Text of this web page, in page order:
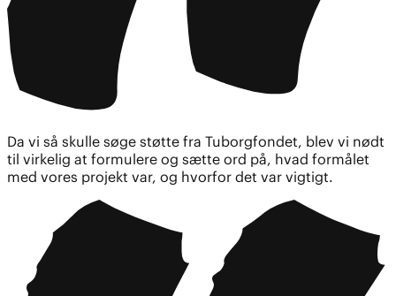
Da vi så skulle søge støtte fra Tuborgfondet, blev vi nødt
til virkelig at formulere og sætte ord på, hvad formålet
med vores projekt var, og hvorfor det var vigtigt.